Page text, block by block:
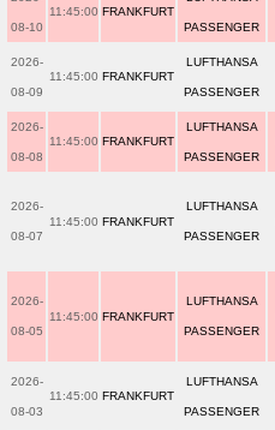
08-10
11:45:00 FRANKFURT
PASSENGER
2026-
08-09
11:45:00 FRANKFURT
LUFTHANSA
PASSENGER
2026-
08-08
11:45:00 FRANKFURT
LUFTHANSA
PASSENGER
2026-
08-07
11:45:00 FRANKFURT
LUFTHANSA
PASSENGER
2026-
08-05
11:45:00 FRANKFURT
LUFTHANSA
PASSENGER
2026-
08-03
11:45:00 FRANKFURT
LUFTHANSA
PASSENGER